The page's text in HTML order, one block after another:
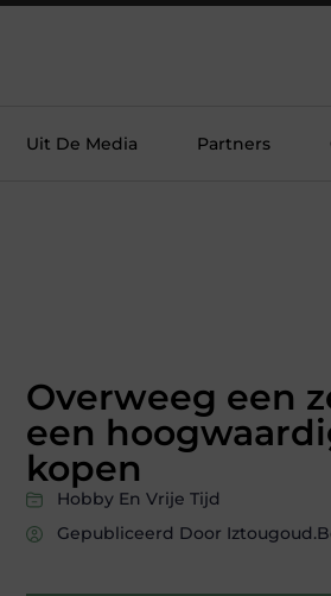
Uit De Media Partners
Overweeg een
een
kopen
Hobby En Vrije Tijd
Gepubliceerd Door